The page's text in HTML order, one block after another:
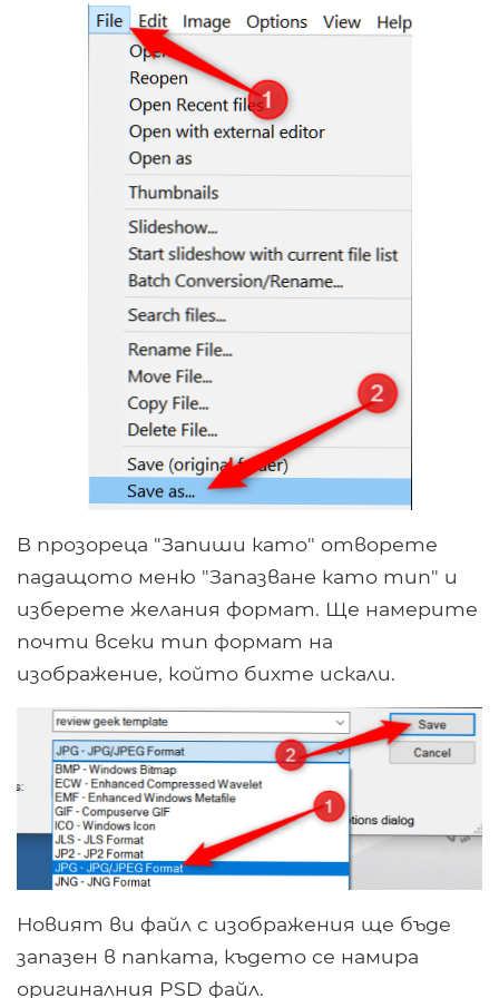
В прозореца "Запиши като" отворете
падащото меню "Запазване като тип" и
изберете желания формат. Ще намерите
почти всеки тип формат на
изображение, който бихте искали.
Новият ви файл с изображения ще бъде
запазен в папката, където се намира
оригиналния PSD файл.